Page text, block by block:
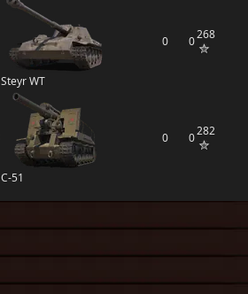
Steyr WT
0 0268
С-51
0 0282